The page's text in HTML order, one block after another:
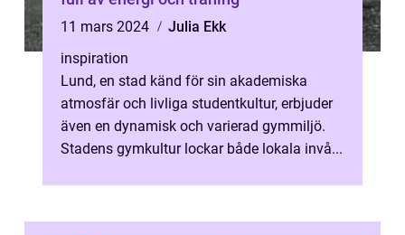
11 mars 2024
Julia Ekk
inspiration
Lund, en stad känd för sin akademiska
atmosfär och livliga studentkultur, erbjuder
även en dynamisk och varierad gymmiljö.
Stadens gymkultur lockar både lokala invå...